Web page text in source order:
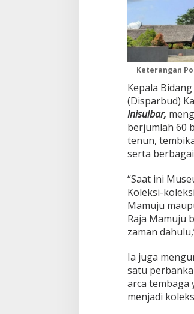
Keterangan
Kepala
(Disparbud)
Inisulbar,
berjumlah 60
tenun,
serta
“Saat ini
Koleksi-
Mamuju
Raja Mamuju
zaman
Ia juga
satu
arca tembaga
menjadi